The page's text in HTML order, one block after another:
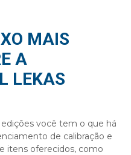
MAIS
A
LEKAS
você tem o que há
de calibração e
itens oferecidos, como